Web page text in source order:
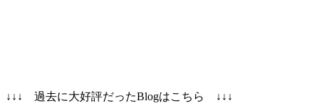
↓↓↓ 過去に大好評だったBlogはこちら ↓↓↓